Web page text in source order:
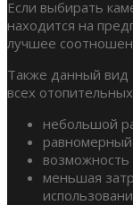
Если выбирать
находится на
лучшее
Также данный вид
всех
небольшой
равномерный
возможность
меньшая